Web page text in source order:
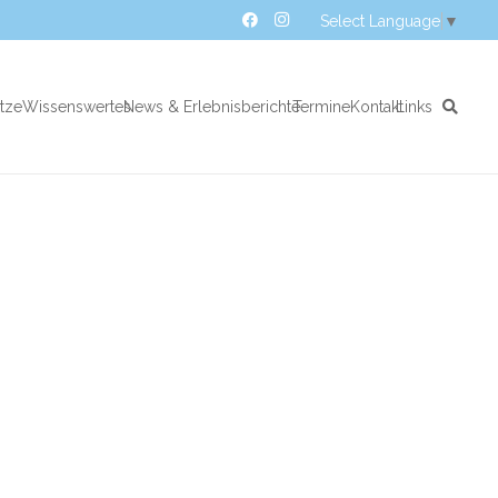
Select Language ▼
WissenswertesNews & ErlebnisberichteTermineKontaktLinks